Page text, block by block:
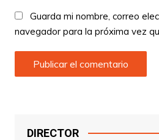
Guarda mi nombre, correo
navegador para la próxima vez
DIRECTOR